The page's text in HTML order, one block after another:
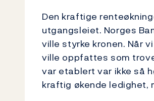
Den kraftige
utgangsleiet. Norges
ville styrke kronen. Når
ville oppfattes som
var etablert var ikke så
kraftig økende ledighet,